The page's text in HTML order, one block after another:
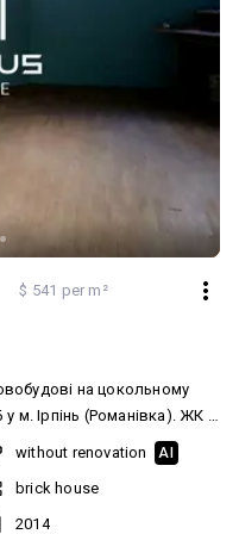
$ 541 per m²
на цокольному
м. Ірпінь (Романівка). ЖК з
Дитячий та
вікнам у квартирі
Взагалі немає
without renovation AI
brick house
2014